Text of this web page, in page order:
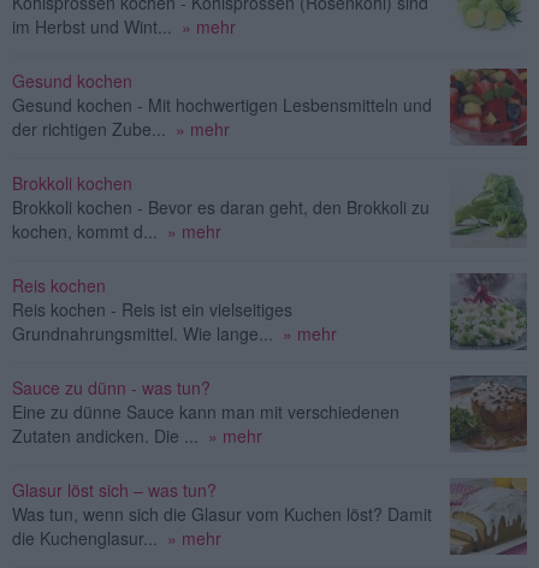
im Herbst und Wint... » mehr
Gesund kochen
Gesund kochen - Mit hochwertigen Lesbensmitteln und
der richtigen Zube... » mehr
Brokkoli kochen
Brokkoli kochen - Bevor es daran geht, den Brokkoli zu
kochen, kommt d... » mehr
Reis kochen
Reis kochen - Reis ist ein vielseitiges
Grundnahrungsmittel. Wie lange... » mehr
Sauce zu dünn - was tun?
Eine zu dünne Sauce kann man mit verschiedenen
Zutaten andicken. Die ... » mehr
Glasur löst sich – was tun?
Was tun, wenn sich die Glasur vom Kuchen löst? Damit
die Kuchenglasur... » mehr